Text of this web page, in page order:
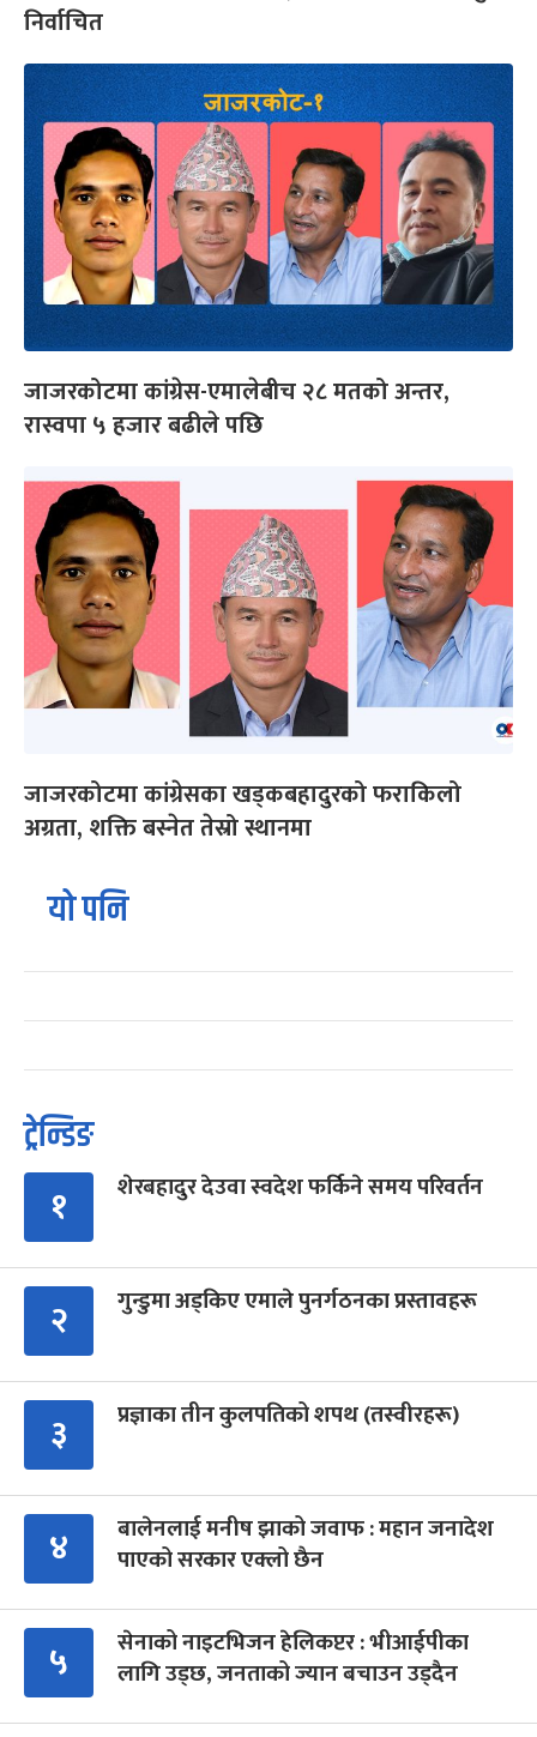
निर्वाचित
जाजरकोटमा कांग्रेस-एमालेबीच २८ मतको अन्तर,
रास्वपा ५ हजार बढीले पछि
जाजरकोटमा कांग्रेसका खड्कबहादुरको फराकिलो
अग्रता, शक्ति बस्नेत तेस्रो स्थानमा
यो पनि
ट्रेन्डिङ
१ शेरबहादुर देउवा स्वदेश फर्किने समय परिवर्तन
२ गुन्डुमा अड्किए एमाले पुनर्गठनका प्रस्तावहरू
३ प्रज्ञाका तीन कुलपतिको शपथ (तस्वीरहरू)
४
बालेनलाई मनीष झाको जवाफ : महान जनादेश
पाएको सरकार एक्लो छैन
५
सेनाको नाइटभिजन हेलिकप्टर : भीआईपीका
लागि उड्छ, जनताको ज्यान बचाउन उड्दैन